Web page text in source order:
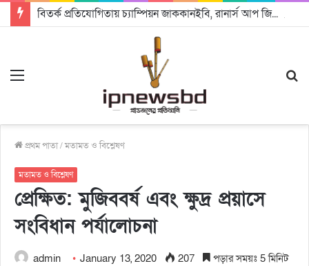
বিতর্ক প্রতিযোগিতায় চ্যাম্পিয়ন জাককানইবি, রানার্স আপ জিএসএফ
প্রথম পাতা/মতামত ও বিশ্লেষণ
মতামত ও বিশ্লেষণ
প্রেক্ষিত: মুজিববর্ষ এবং ক্ষুদ্র প্রয়াসে
সংবিধান পর্যালোচনা
admin January 13, 2020 207 পড়ার সময়ঃ 5 মিনিট